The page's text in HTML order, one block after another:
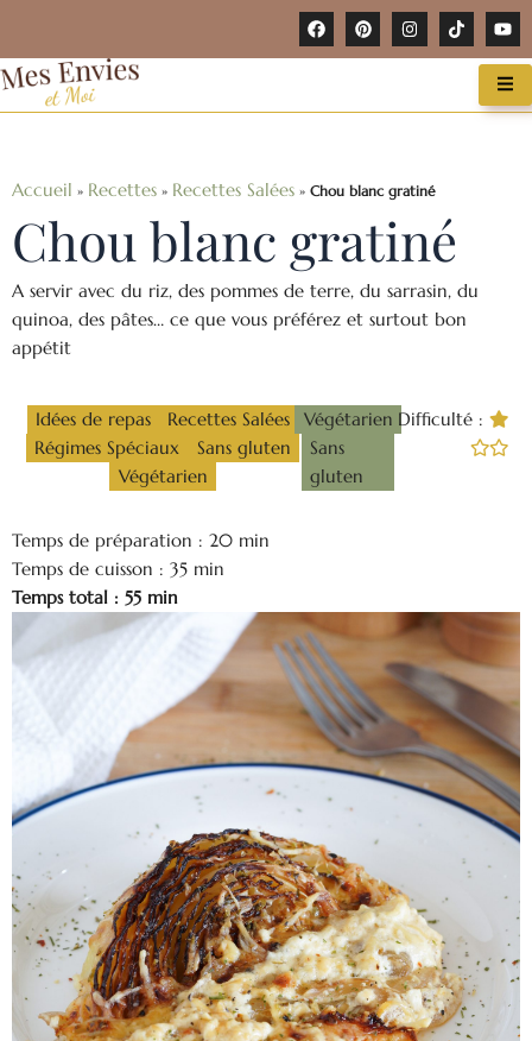
contenu
F
a
c
o
P
i
n
e
I
n
s
r
T
i
k
Y
o
u
t
u
b
e
Accueil » Recettes » Recettes Salées » Chou blanc gratiné
Chou blanc gratiné
A servir avec du riz, des pommes de terre, du sarrasin, du
quinoa, des pâtes… ce que vous préférez et surtout bon
appétit
Idées de repas
Recettes Salées
Régimes Spéciaux
Sans gluten
Végétarien
Végétarien
Sans
gluten
Difficulté :
Temps de préparation : 20 min
Temps de cuisson : 35 min
Temps total : 55 min